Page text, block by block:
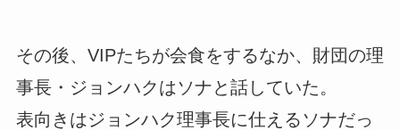
その後、VIPたちが会食をするなか、財団の理
事長・ジョンハクはソナと話していた。
表向きはジョンハク理事長に仕えるソナだっ